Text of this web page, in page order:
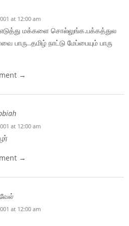
at 12:00 am
மக்களை சொல்லுங்க.பக்கத்துல
பாரு..தமிழ் நாட்டு மேப்பையும் பாரு
→
at 12:00 am
→
at 12:00 am